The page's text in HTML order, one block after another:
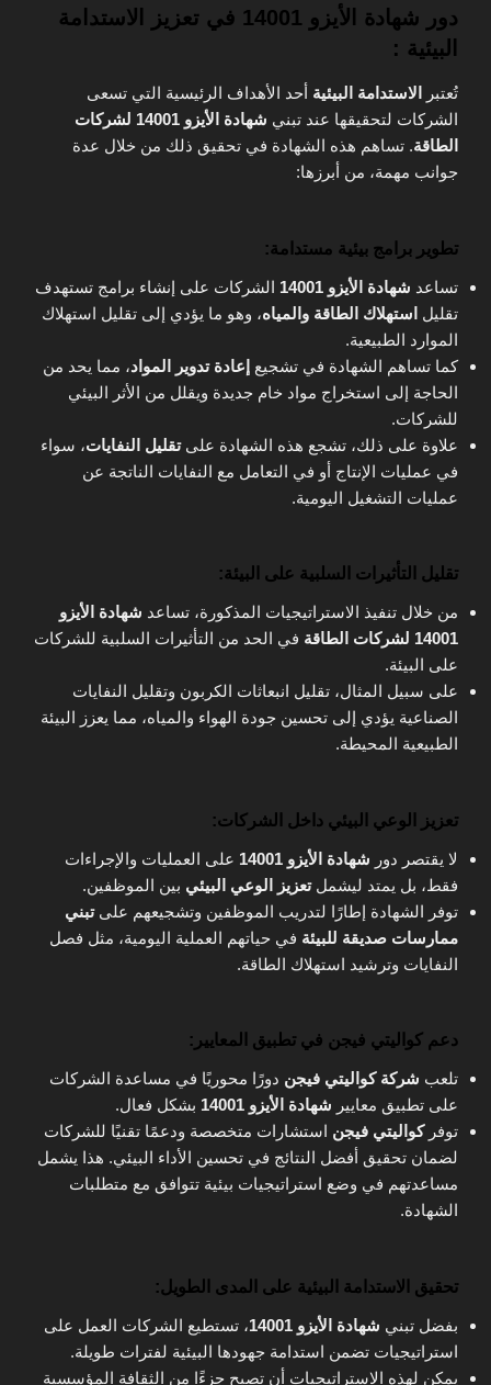
دور شهادة الأيزو 14001 في تعزيز الاستدامة
البيئية :
تُعتبر الاستدامة البيئية أحد الأهداف الرئيسية التي تسعى
الشركات لتحقيقها عند تبني
شهادة الأيزو 14001 لشركات
الطاقة. تساهم هذه الشهادة في تحقيق ذلك من خلال عدة
جوانب مهمة، من أبرزها:
تطوير برامج بيئية مستدامة:
تساعد شهادة الأيزو 14001
الشركات على إنشاء برامج تستهدف
تقليل استهلاك الطاقة والمياه، وهو ما يؤدي إلى تقليل استهلاك
الموارد الطبيعية.
كما تساهم الشهادة في تشجيع إعادة تدوير المواد، مما يحد من
الحاجة إلى استخراج مواد خام جديدة ويقلل من الأثر البيئي
للشركات.
علاوة على ذلك، تشجع هذه الشهادة علىتقليل النفايات، سواء
في عمليات الإنتاج أو في التعامل مع النفايات الناتجة عن
عمليات التشغيل اليومية.
تقليل التأثيرات السلبية على البيئة:
من خلال تنفيذ الاستراتيجيات المذكورة، تساعد شهادة الأيزو
14001 لشركات الطاقة
في الحد من التأثيرات السلبية للشركات
على البيئة.
على سبيل المثال، تقليل انبعاثات الكربون وتقليل النفايات
الصناعية يؤدي إلى تحسين جودة الهواء والمياه، مما يعزز البيئة
الطبيعية المحيطة.
تعزيز الوعي البيئي داخل الشركات:
لا يقتصر دور شهادة الأيزو 14001
على العمليات والإجراءات
فقط، بل يمتد ليشملتعزيز الوعي البيئي بين الموظفين.
توفر الشهادة إطارًا لتدريب الموظفين وتشجيعهم علىتبني
ممارسات صديقة للبيئة في حياتهم العملية اليومية، مثل فصل
النفايات وترشيد استهلاك الطاقة.
دعم كواليتي فيجن في تطبيق المعايير :
تلعب شركة كواليتي فيجن دورًا محوريًا في مساعدة الشركات
على تطبيق معايير شهادة الأيزو 14001
بشكل فعال.
توفركواليتي فيجن استشارات متخصصة ودعمًا تقنيًا للشركات
لضمان تحقيق أفضل النتائج في تحسين الأداء البيئي. هذا يشمل
مساعدتهم في وضع استراتيجيات بيئية تتوافق مع متطلبات
الشهادة.
تحقيق الاستدامة البيئية على المدى الطويل:
بفضل تبني شهادة الأيزو 14001
، تستطيع الشركات العمل على
استراتيجيات تضمن استدامة جهودها البيئية لفترات طويلة.
يمكن لهذه الاستراتيجيات أن تصبح جزءًا من الثقافة المؤسسية